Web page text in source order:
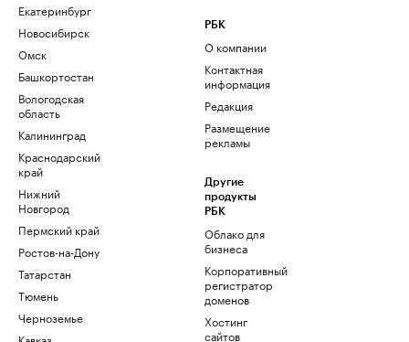
Екатеринбург
Новосибирск
Омск
Башкортостан
Вологодская
область
Калининград
Краснодарский
край
Нижний
Новгород
Пермский край
Ростов-на-Дону
Татарстан
Тюмень
Черноземье
РБК
О компании
Контактная
информация
Редакция
Размещение
рекламы
Другие
продукты
РБК
Облако для
бизнеса
Корпоративный
регистратор
доменов
Хостинг
сайтов